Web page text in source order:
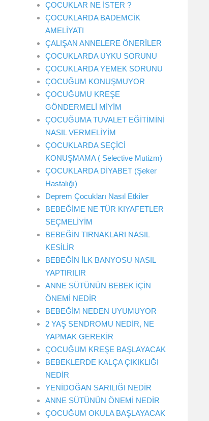
ÇOCUKLAR NE İSTER ?
ÇOCUKLARDA BADEMCİK
AMELİYATI
ÇALIŞAN ANNELERE ÖNERİLER
ÇOCUKLARDA UYKU SORUNU
ÇOCUKLARDA YEMEK SORUNU
ÇOCUĞUM KONUŞMUYOR
ÇOCUĞUMU KREŞE
GÖNDERMELİ MİYİM
ÇOCUĞUMA TUVALET EĞİTİMİNİ
NASIL VERMELİYİM
ÇOCUKLARDA SEÇİCİ
KONUŞMAMA ( Selective Mutizm)
ÇOCUKLARDA DİYABET (Şeker
Hastalığı)
Deprem Çocukları Nasıl Etkiler
BEBEĞİME NE TÜR KIYAFETLER
SEÇMELİYİM
BEBEĞİN TIRNAKLARI NASIL
KESİLİR
BEBEĞİN İLK BANYOSU NASIL
YAPTIRILIR
ANNE SÜTÜNÜN BEBEK İÇİN
ÖNEMİ NEDİR
BEBEĞİM NEDEN UYUMUYOR
2 YAŞ SENDROMU NEDİR, NE
YAPMAK GEREKİR
ÇOCUĞUM KREŞE BAŞLAYACAK
BEBEKLERDE KALÇA ÇIKIKLIĞI
NEDİR
YENİDOĞAN SARILIĞI NEDİR
ANNE SÜTÜNÜN ÖNEMİ NEDİR
ÇOCUĞUM OKULA BAŞLAYACAK